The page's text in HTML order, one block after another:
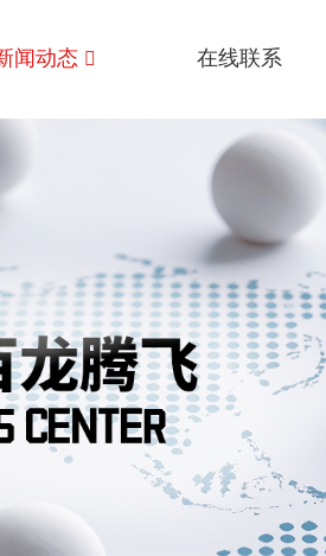
闻动态 在线联系